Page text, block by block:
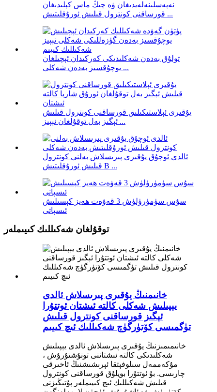
نەپەسلىنەلەيدىغان ۋە چىڭ ماس كېلىدىغان
قورساقنى كونترول قىلىش ئورۇقلىتىش ...
تولۇق بەدەن شەكلىدىكى كەركىدان ئېچىلغان
يوچۇقسىز بەدەن شەكلى ...
يۇقىرى ئېلاستىكىلىق قورساقنى كونترول قىلىش
ئېگىز بەل توقۇلغان نېپىز ...
ئالدى ئوچۇق يۇقىرى پىرىسلاش بەلنى كونترول
قىلىش ئورۇقلىتىش B ...
سۇس سۈمۈرۈلۈش 3 قەۋەت ھەيز كېسىلىش
ئىسپاتى
توقۇلغان شەكىللىك كىيىملەر
خانىمنىڭ يۇقىرى پىرىسلاش ئالدى
يېپىلىش شەكلى كالتە ئىشتان ئوتتۇرا
ئېگىز قورساقنى كونترول قىلىش
تۈگمىسى كۆتۈرگۈچ شەكىللىك ئىچ كىيىم
خانىمىمىزنىڭ يۇقىرى پىرىسلاش ئالدى يېپىلىش
شەكلىدىكى كالتە ئىشتاننى تونۇشتۇرۇش ،
مۇكەممەل سىلوفېتقا ئېرىشىشنىڭ ئاخىرقى
چارىسى. بۇ ئوتتۇرا بويلۇق قورساقنى كونترول
قىلىش شەكىللىك ئىچ كىيىملەر پۇتىڭىزنى